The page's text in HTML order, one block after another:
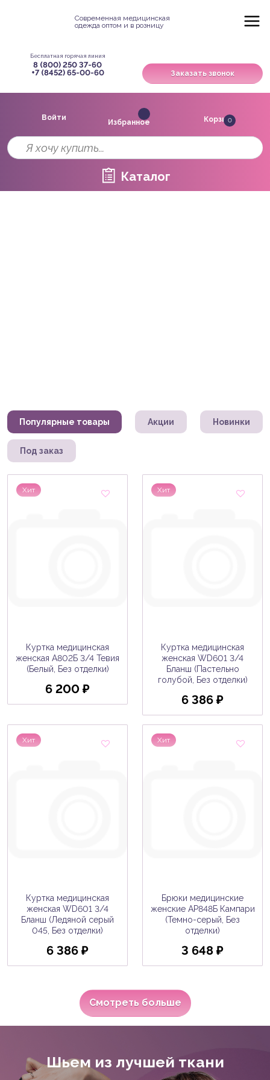
Современная медицинская
одежда оптом и в розницу
Бесплатная горячая линия
8 (800) 250 37-60
+7 (8452) 65-00-60
Заказать звонок
Каталог
Войти
Избранное 0
Корзина
Популярные товары Акции Новинки
Под заказ
Хит
Куртка медицинская
женская A802Б 3/4 Тевия
(Белый, Без отделки)
6 200 ₽
Хит
Куртка медицинская
женская WD601 3/4
Бланш (Пастельно
голубой, Без отделки)
6 386 ₽
Хит
Куртка медицинская
женская WD601 3/4
Бланш (Ледяной серый
045, Без отделки)
6 386 ₽
Хит
Брюки медицинские
женские AP848Б Кампари
(Темно-серый, Без
отделки)
3 648 ₽
Смотреть больше
Шьем из лучшей ткани